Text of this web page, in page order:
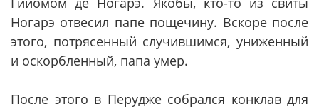
Ногарэ отвесил папе пощечину. Вскоре после
этого, потрясенный случившимся, униженный
и оскорбленный, папа умер.
После этого в Перудже собрался конклав для